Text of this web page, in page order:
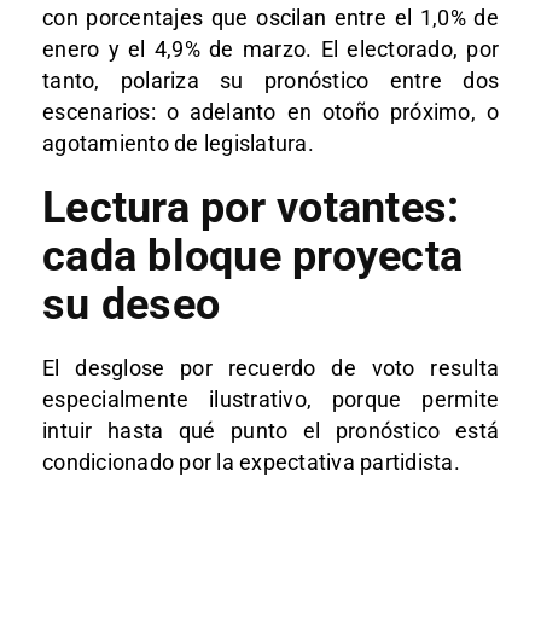
con porcentajes que oscilan entre el 1,0% de
enero y el 4,9% de marzo. El electorado, por
tanto, polariza su pronóstico entre dos
escenarios: o adelanto en otoño próximo, o
agotamiento de legislatura.
Lectura por votantes:
cada bloque proyecta
su deseo
El desglose por recuerdo de voto resulta
especialmente ilustrativo, porque permite
intuir hasta qué punto el pronóstico está
condicionado por la expectativa partidista.